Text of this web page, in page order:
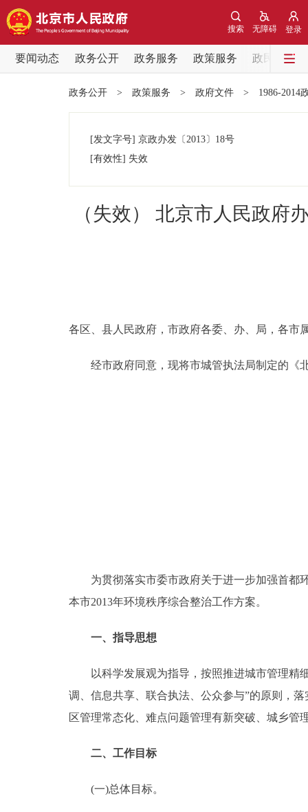
登录
无障碍
搜索
要闻动态 政务公开 政务服务 政策服务
政民互动
党中央精神
政务公开
参与调查
北京概况
绿色北京
ENGLISH
政务公开 > 政策服务 > 政府文件 > 1986-2014
[发文字号] 京政办发 〔2013〕 18号
[有效性] 失效
（失效） 北京市人民政府
各区、县人民政府，市政府各委、办、局，各市
经市政府同意，现将市城管执法局制定的《北
为贯彻落实市委市政府关于进一步加强首都环
本市2013年环境秩序综合整治工作方案。
一、指导思想
以科学发展观为指导，按照推进城市管理精细
调、信息共享、联合执法、公众参与”的原则，
区管理常态化、难点问题管理有新突破、城乡管
二、工作目标
(一)总体目标。